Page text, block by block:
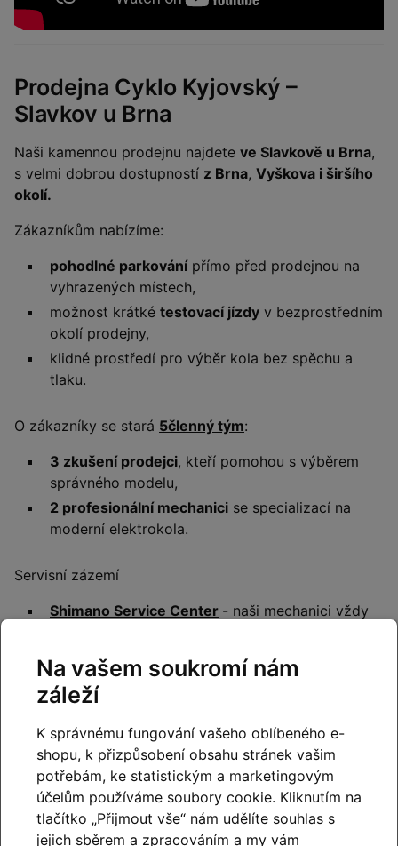
Prodejna Cyklo Kyjovský –
Slavkov u Brna
Naši kamennou prodejnu najdete ve Slavkově u Brna,
s velmi dobrou dostupností z Brna, Vyškova i širšího
okolí.
Zákazníkům nabízíme:
pohodlné parkovánípřímo před prodejnou na
vyhrazených místech,
možnost krátké testovací jízdy v bezprostředním
okolí prodejny,
klidné prostředí pro výběr kola bez spěchu a
tlaku.
O zákazníky se stará 5členný tým:
3 zkušení prodejci, kteří pomohou s výběrem
správného modelu,
2 profesionální mechanici se specializací na
moderní elektrokola.
Servisní zázemí
Shimano Service Center - naši mechanici vždy
Bosch eBike Service Partner – diagnostika,
aktualizace a servis pohonů Bosch.
Na vašem soukromí nám
záleží
K správnému fungování vašeho oblíbeného e-
shopu, k přizpůsobení obsahu stránek vašim
potřebám, ke statistickým a marketingovým
účelům používáme soubory cookie. Kliknutím na
tlačítko „Přijmout vše“ nám udělíte souhlas s
jejich sběrem a zpracováním a my vám